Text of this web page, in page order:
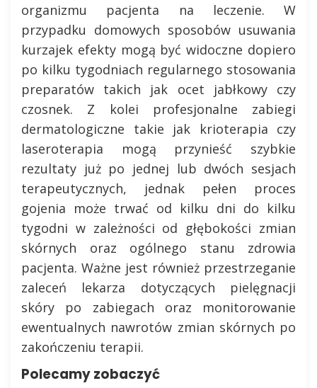
organizmu pacjenta na leczenie. W
przypadku domowych sposobów usuwania
kurzajek efekty mogą być widoczne dopiero
po kilku tygodniach regularnego stosowania
preparatów takich jak ocet jabłkowy czy
czosnek. Z kolei profesjonalne zabiegi
dermatologiczne takie jak krioterapia czy
laseroterapia mogą przynieść szybkie
rezultaty już po jednej lub dwóch sesjach
terapeutycznych, jednak pełen proces
gojenia może trwać od kilku dni do kilku
tygodni w zależności od głębokości zmian
skórnych oraz ogólnego stanu zdrowia
pacjenta. Ważne jest również przestrzeganie
zaleceń lekarza dotyczących pielęgnacji
skóry po zabiegach oraz monitorowanie
ewentualnych nawrotów zmian skórnych po
zakończeniu terapii.
Polecamy zobaczyć